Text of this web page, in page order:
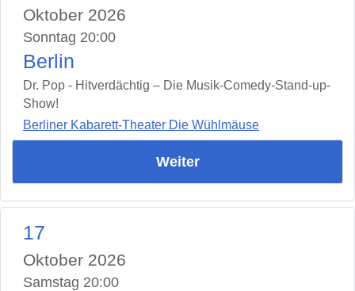
Oktober 2026
Sonntag 20:00
Berlin
Dr. Pop - Hitverdächtig – Die Musik-Comedy-Stand-up-
Show!
Berliner Kabarett-Theater Die Wühlmäuse
Weiter
17
Oktober 2026
Samstag 20:00